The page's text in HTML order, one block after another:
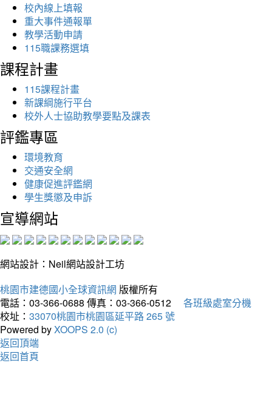
校內線上填報
重大事件通報單
教學活動申請
115職課務選填
課程計畫
115課程計畫
新課綱施行平台
校外人士協助教學要點及課表
評鑑專區
環境教育
交通安全網
健康促進評鑑網
學生獎懲及申訴
宣導網站
網站設計：Neil網站設計工坊
桃園市建德國小全球資訊網 版權所有
電話：03-366-0688 傳真：03-366-0512
各班級處室分機
校址： 33070桃園市桃園區延平路 265 號
Powered byXOOPS 2.0 (c)
返回頂端
返回首頁